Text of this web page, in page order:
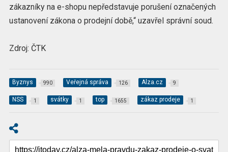
zákazníky na e-shopu nepředstavuje porušení označených
ustanovení zákona o prodejní době,“ uzavřel správní soud.
Zdroj: ČTK
Byznys 990 Veřejná správa 126 Alza.cz 9
NSS 1 svátky 1 top 1655 zákaz prodeje 1